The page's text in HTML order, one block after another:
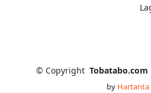
© Copyright Tobatabo.com
by Hartanta